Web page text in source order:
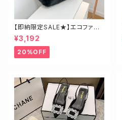
【即納限定SALE★】エコファー
ビッグチェーンバッグ
¥3,192
20%OFF